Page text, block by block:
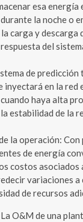
esa
la noche o
carga y descarga
del
de predicción
inyectará en la
haya alta
estabilidad de la
la operación: Con
de energía
costos asociados
variaciones
de recursos
La O&M de una